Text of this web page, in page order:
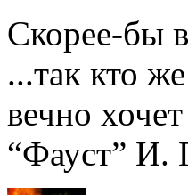
Скорее-бы
...так кто
вечно
“Фауст” И.